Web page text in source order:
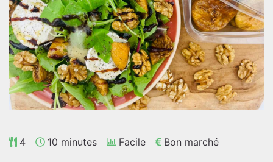
4 10 minutes Facile Bon marché